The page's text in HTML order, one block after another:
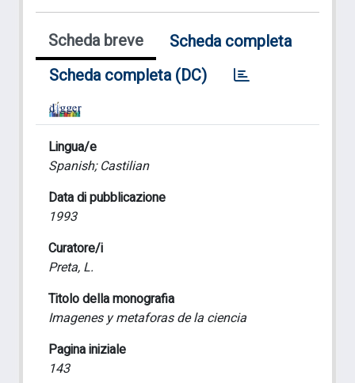
Scheda breve
Scheda completa
Scheda completa (DC)
Lingua/e
Spanish; Castilian
Data di pubblicazione
1993
Curatore/i
Preta, L.
Titolo della monografia
Imagenes y metaforas de la ciencia
Pagina iniziale
143